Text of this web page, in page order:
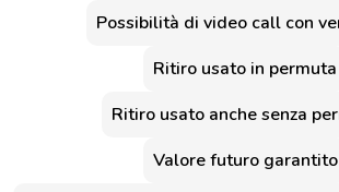
Possibilità di video call con
Ritiro usato in permuta
Ritiro usato anche senza
Valore futuro garantito